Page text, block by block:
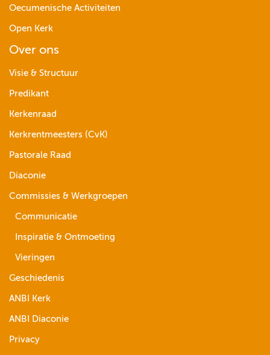
Oecumenische Activiteiten
Open Kerk
Over ons
Visie & Structuur
Predikant
Kerkenraad
Kerkrentmeesters (CvK)
Pastorale Raad
Diaconie
Commissies & Werkgroepen
Communicatie
Inspiratie & Ontmoeting
Vieringen
Geschiedenis
ANBI Kerk
ANBI Diaconie
Privacy